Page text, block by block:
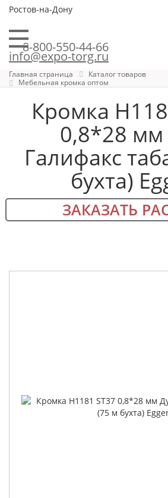
Ростов-на-Дону
8-800-550-44-66
info@expo-torg.ru
Главная страница
Каталог товаров
Мебельная кромка оптом
Кромка
0,8*28 мм
Галифакс
бухта)
ЗАКАЗАТЬ